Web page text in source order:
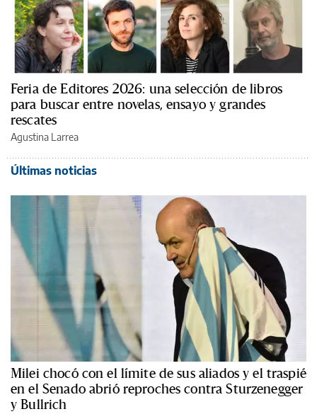
Feria de Editores 2026: una selección de libros
para buscar entre novelas, ensayo y grandes
rescates
Agustina Larrea
Últimas noticias
Milei chocó con el límite de sus aliados y el traspié
en el Senado abrió reproches contra Sturzenegger
y Bullrich